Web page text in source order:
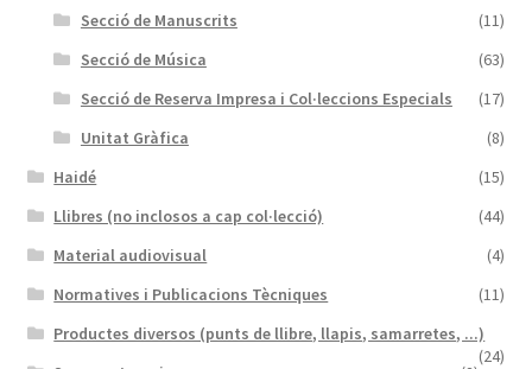
Secció de Manuscrits
(11)
Secció de Música
(63)
Secció de Reserva Impresa i Col·leccions Especials
(17)
Unitat Gràfica
(8)
Haidé
(15)
Llibres (no inclosos a cap col·lecció)
(44)
Material audiovisual
(4)
Normatives i Publicacions Tècniques
(11)
Productes diversos (punts de llibre, llapis, samarretes, ...)
(24)